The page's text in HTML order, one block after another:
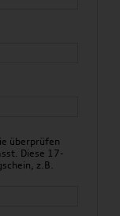
überprüfen
Diese 17-
z.B.